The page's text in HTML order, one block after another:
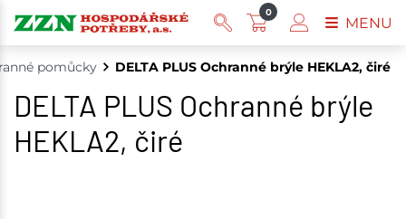
pomůcky DELTA PLUS Ochranné brýle HEKLA2, čiré
DELTA PLUS Ochranné brýle
HEKLA2, čiré
0
MENU